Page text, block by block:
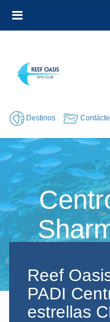
Destinos
Reef
PADI
estrellas